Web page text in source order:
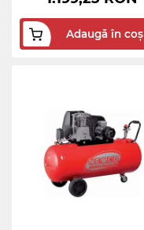
Adaugă în coș